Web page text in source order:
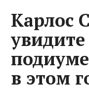
Карлос
в этом